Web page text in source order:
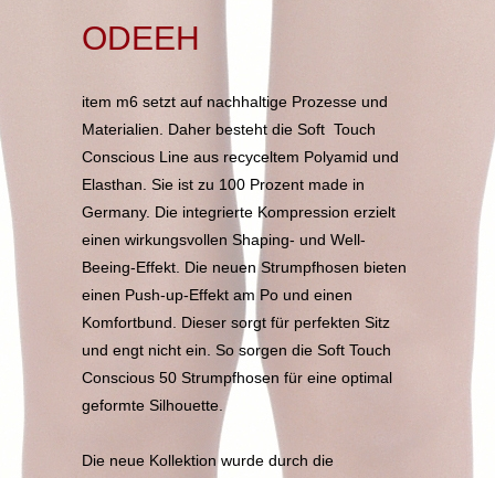
ODEEH
item m6 setzt auf nachhaltige Prozesse und
Materialien. Daher besteht die Soft Touch
Conscious Line aus recyceltem Polyamid und
Elasthan. Sie ist zu 100 Prozent made in
Germany. Die integrierte Kompression erzielt
einen wirkungsvollen Shaping- und Well-
Beeing-Effekt. Die neuen Strumpfhosen bieten
einen Push-up-Effekt am Po und einen
Komfortbund. Dieser sorgt für perfekten Sitz
und engt nicht ein. So sorgen die Soft Touch
Conscious 50 Strumpfhosen für eine optimal
geformte Silhouette.
Die neue Kollektion wurde durch die